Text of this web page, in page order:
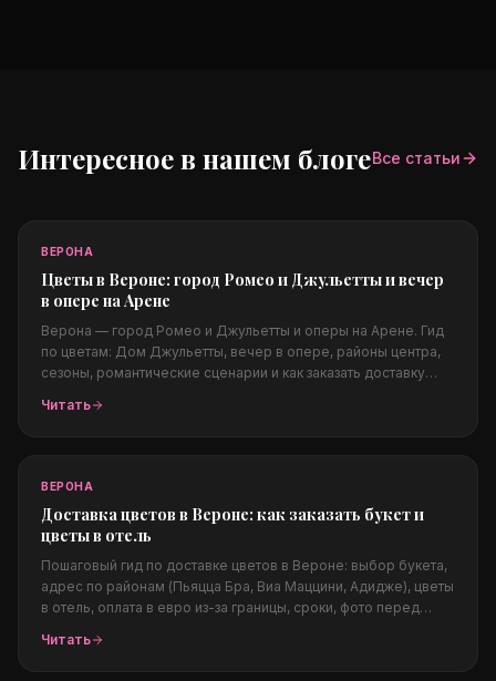
Интересное в нашем блогеВсе статьи
ВЕРОНА
Цветы в Вероне: город Ромео и Джульетты и вечер
в опере на Арене
Верона — город Ромео и Джульетты и оперы на Арене. Гид
по цветам: Дом Джульетты, вечер в опере, районы центра,
сезоны, романтические сценарии и как заказать доставку
Флоренцию, Амальфи, Комо.
Читать
ВЕРОНА
Доставка цветов в Вероне: как заказать букет и
цветы в отель
Пошаговый гид по доставке цветов в Вероне: выбор букета,
адрес по районам (Пьяцца Бра, Виа Маццини, Адидже), цветы
в отель, оплата в евро из-за границы, сроки, фото перед
Читать